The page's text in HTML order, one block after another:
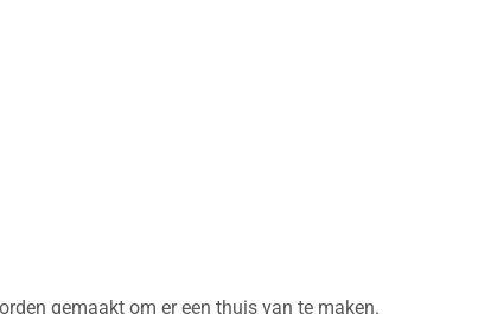
gemaakt om er een thuis van te maken.